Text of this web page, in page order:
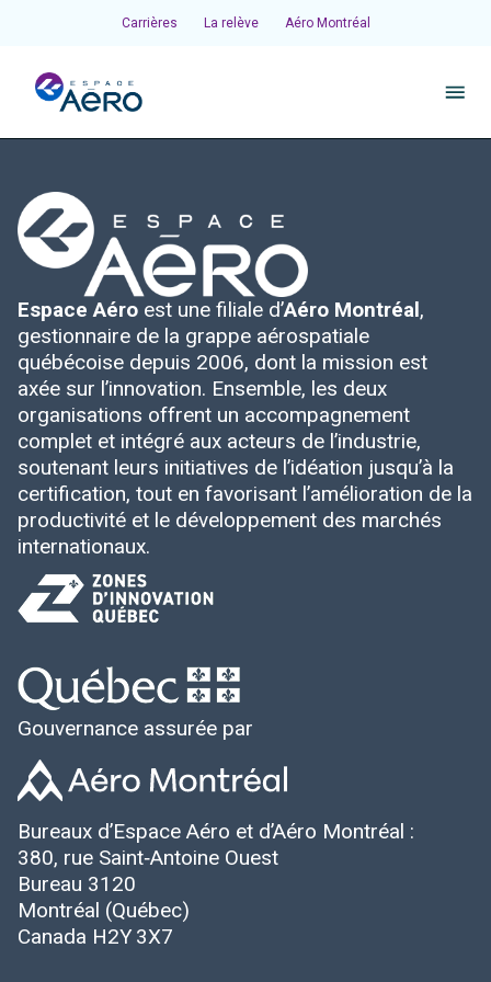
Carrières La relève Aéro Montréal
Pôles et chantiers
Initiatives
Écosystème
Publications et événements
Espace Aéro est une filiale d’Aéro Montréal,
gestionnaire de la grappe aérospatiale
québécoise depuis 2006, dont la mission est
axée sur l’innovation. Ensemble, les deux
organisations offrent un accompagnement
complet et intégré aux acteurs de l’industrie,
soutenant leurs initiatives de l’idéation jusqu’à la
certification, tout en favorisant l’amélioration de la
productivité et le développement des marchés
internationaux.
Gouvernance assurée par
Bureaux d’Espace Aéro et d’Aéro Montréal :
380, rue Saint‑Antoine Ouest
Bureau 3120
Montréal (Québec)
Canada H2Y 3X7